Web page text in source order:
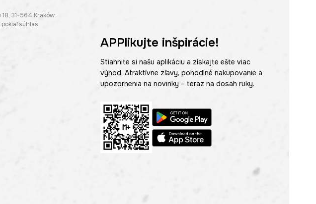
31-564 Kraków.
súhlas
APPlikujte inšpirácie!
Stiahnite si našu aplikáciu a získajte ešte viac
výhod. Atraktívne zľavy, pohodlné nakupovanie a
upozornenia na novinky – teraz na dosah ruky.